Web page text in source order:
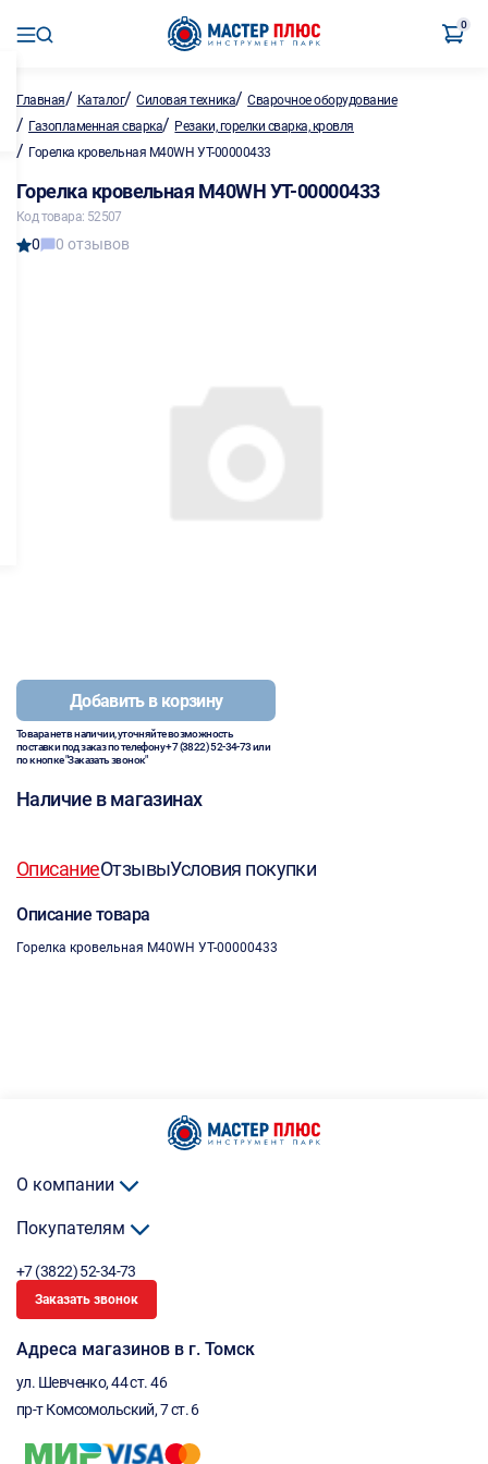
0
Главная/ Каталог/Силовая техника/Сварочное оборудование
/ Газопламенная сварка/ Резаки, горелки сварка, кровля
/ Горелка кровельная M40WH УТ-00000433
Горелка кровельная M40WH УТ-00000433
Код товара: 52507
0 0 отзывов
Добавить в корзину
Товара нет в наличии, уточняйте возможность
поставки под заказ по телефону+7 (3822) 52-34-73или
по кнопке "Заказать звонок"
Наличие в магазинах
ОписаниеОтзывыУсловия покупки
Описание товара
Горелка кровельная M40WH УТ-00000433
О компании
Покупателям
+7 (3822) 52-34-73
Заказать звонок
Адреса магазинов в г. Томск
ул. Шевченко, 44 ст. 46
пр-т Комсомольский, 7 ст. 6